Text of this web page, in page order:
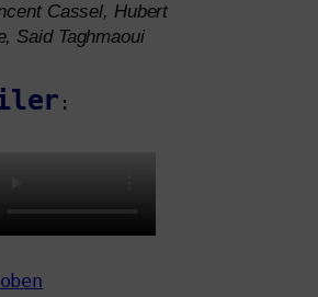
Cassel, Hubert
Said Taghmaoui
: